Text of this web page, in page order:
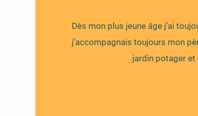
Dès mon plus jeune âge j’ai
j’accompagnais toujours mon
jardin potager et